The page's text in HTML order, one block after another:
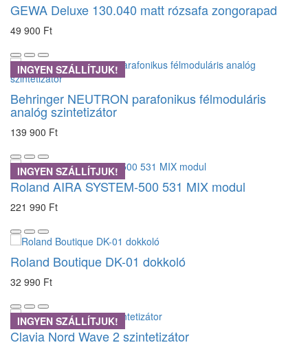
GEWA Deluxe 130.040 matt rózsafa zongorapad
49 900 Ft
INGYEN SZÁLLÍTJUK!
Behringer NEUTRON parafonikus félmoduláris
analóg szintetizátor
139 900 Ft
INGYEN SZÁLLÍTJUK!
Roland AIRA SYSTEM-500 531 MIX modul
221 990 Ft
Roland Boutique DK-01 dokkoló
32 990 Ft
INGYEN SZÁLLÍTJUK!
Clavia Nord Wave 2 szintetizátor